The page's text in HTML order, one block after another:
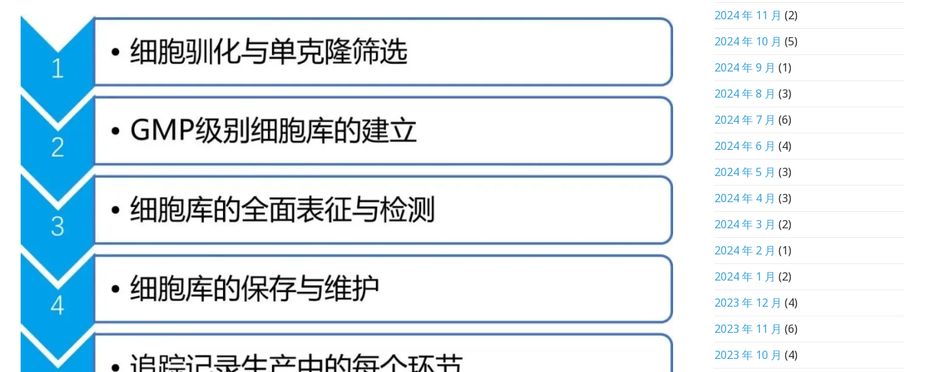
2024 年 11 月 (2)
2024 年 10 月 (5)
2024 年 9 月 (1)
2024 年 8 月 (3)
2024 年 7 月 (6)
2024 年 6 月 (4)
2024 年 5 月 (3)
2024 年 4 月 (3)
2024 年 3 月 (2)
2024 年 2 月 (1)
2024 年 1 月 (2)
2023 年 12 月 (4)
2023 年 11 月 (6)
2023 年 10 月 (4)